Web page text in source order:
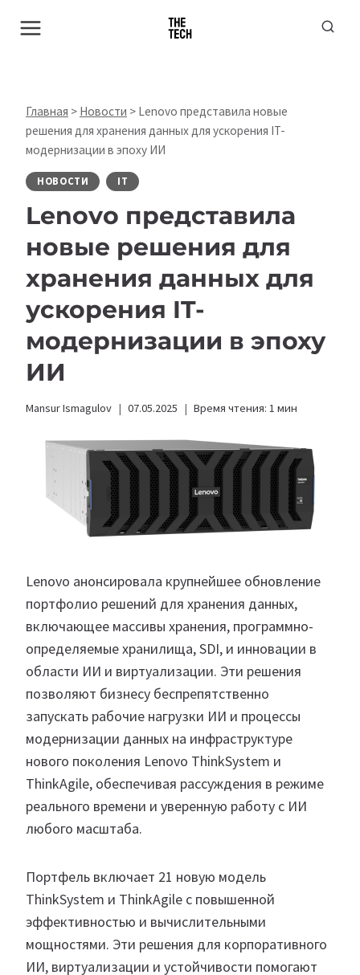
Главная > Новости > Lenovo представила новые
решения для хранения данных для ускорения IT-
модернизации в эпоху ИИ
НОВОСТИ IT
Lenovo представила
новые решения для
хранения данных для
ускорения IT-
модернизации в эпоху
ИИ
Mansur Ismagulov 07.05.2025 Время чтения: 1 мин
Lenovo анонсировала крупнейшее обновление
портфолио решений для хранения данных,
включающее массивы хранения, программно-
определяемые хранилища, SDI, и инновации в
области ИИ и виртуализации. Эти решения
позволяют бизнесу беспрепятственно
запускать рабочие нагрузки ИИ и процессы
модернизации данных на инфраструктуре
нового поколения Lenovo ThinkSystem и
ThinkAgile, обеспечивая рассуждения в режиме
реального времени и уверенную работу с ИИ
любого масштаба.
Портфель включает 21 новую модель
ThinkSystem и ThinkAgile с повышенной
эффективностью и вычислительными
мощностями. Эти решения для корпоративного
ИИ, виртуализации и устойчивости помогают